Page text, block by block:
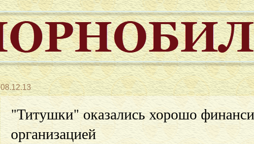
08.12.13
"Титушки" оказались хорошо
организацией